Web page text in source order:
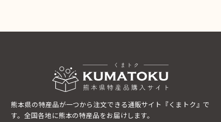
熊本県の特産品が一つから注文できる通販サイト『くまトク』で
す。全国各地に熊本の特産品をお届けします。